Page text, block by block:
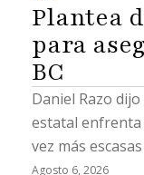
Plantea
para
BC
Daniel Razo
estatal enfrenta
vez más escasas
Agosto 6, 2026